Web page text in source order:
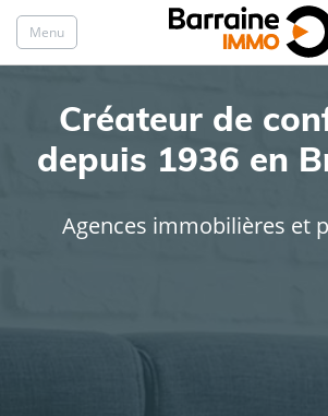
Menu
Créateur de
depuis 1936 en
Agences immobilières et